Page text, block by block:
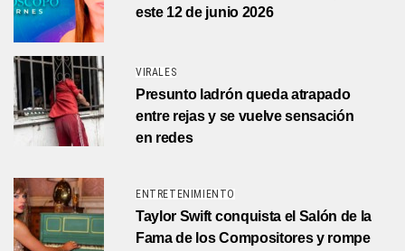
este 12 de junio 2026
VIRALES
Presunto ladrón queda atrapado
entre rejas y se vuelve sensación
en redes
ENTRETENIMIENTO
Taylor Swift conquista el Salón de la
Fama de los Compositores y rompe